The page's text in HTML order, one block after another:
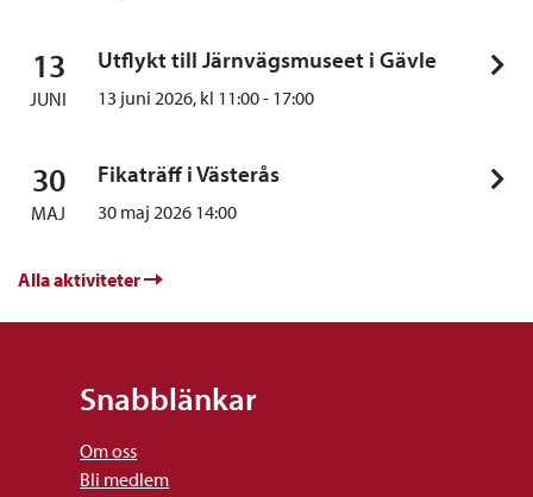
13
JUNI
Utflykt till Järnvägsmuseet i Gävle
13 juni 2026, kl 11:00- 17:00
30
MAJ
Fikaträff i Västerås
30 maj 2026 14:00
Alla aktiviteter
Snabblänkar
Om oss
Bli medlem